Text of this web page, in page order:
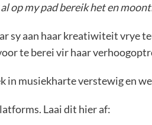
op my pad bereik het en
sy aan haar kreatiwiteit vrye
te berei vir haar
in musiekharte verstewig en
Laai dit hier af: